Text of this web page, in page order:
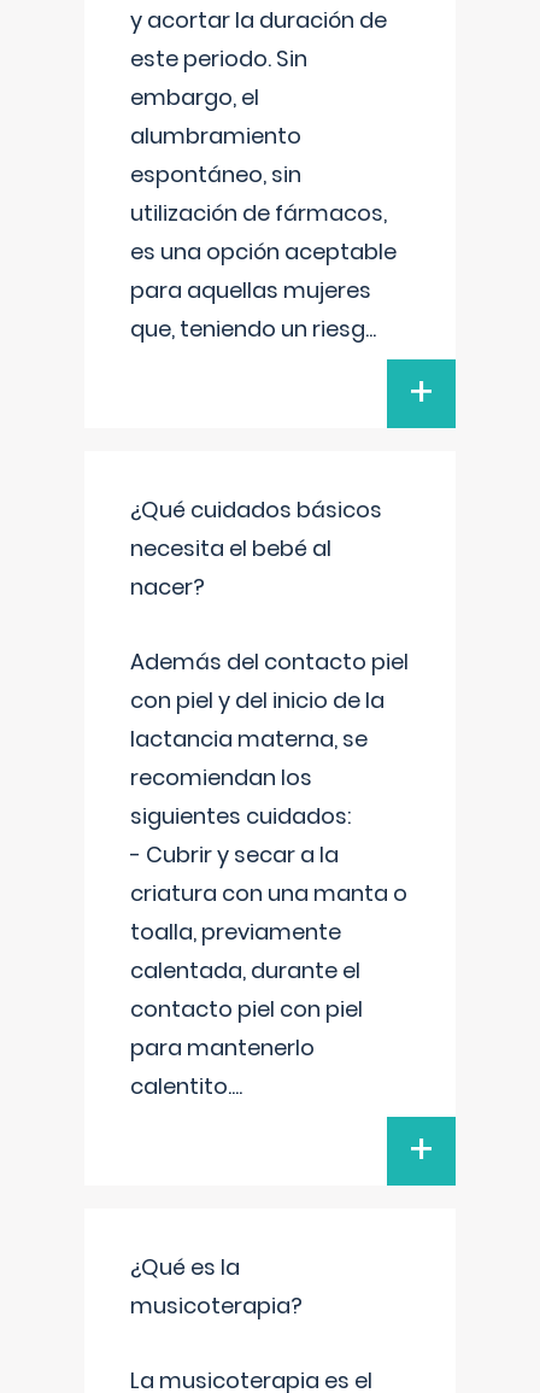
y acortar la duración de
este periodo. Sin
embargo, el
alumbramiento
espontáneo, sin
utilización de fármacos,
es una opción aceptable
para aquellas mujeres
que, teniendo un riesg...
+
¿Qué cuidados básicos
necesita el bebé al
nacer?
Además del contacto piel
con piel y del inicio de la
lactancia materna, se
recomiendan los
siguientes cuidados:
- Cubrir y secar a la
criatura con una manta o
toalla, previamente
calentada, durante el
contacto piel con piel
para mantenerlo
calentito....
+
¿Qué es la
musicoterapia?
La musicoterapia es el